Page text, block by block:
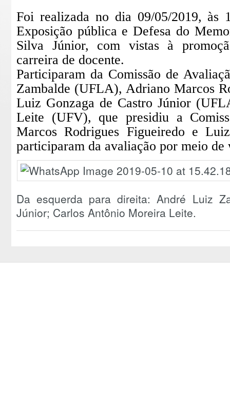
Foi realizada no dia 09/05/2019, às
Exposição pública e Defesa do
Silva Júnior, com vistas à
carreira de docente.
Participaram da Comissão de
Zambalde (UFLA), Adriano Marcos
Luiz Gonzaga de Castro Júnior
Leite (UFV), que presidiu a
Marcos Rodrigues Figueiredo e
participaram da avaliação por meio de
Da esquerda para direita: André Luiz
Júnior; Carlos Antônio Moreira Leite.